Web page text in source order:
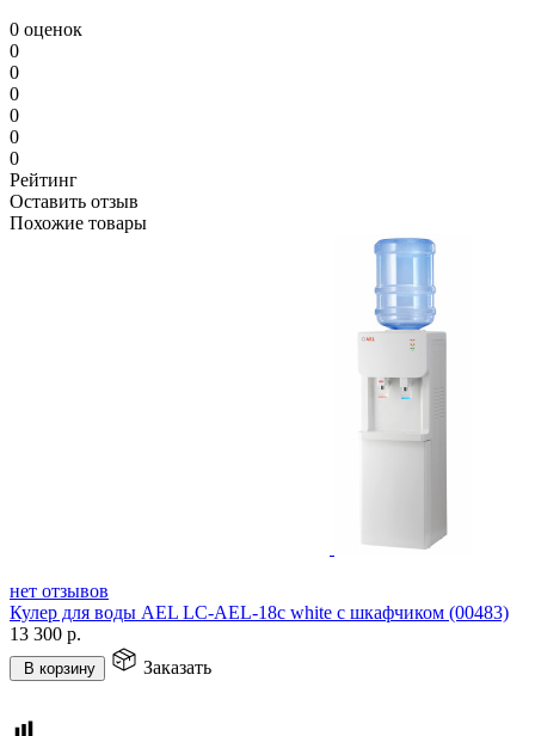
0 оценок
0
0
0
0
0
0
Рейтинг
Оставить отзыв
Похожие товары
нет отзывов
Кулер для воды AEL LC-AEL-18c white с шкафчиком (00483)
13 300 р.
В корзину Заказать